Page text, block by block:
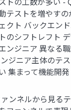
テストを増やす
クト バックエン
のシフトレフト
ンジニア 異なる
ジニア主体のテ
集まって機能開
ンネルから見る